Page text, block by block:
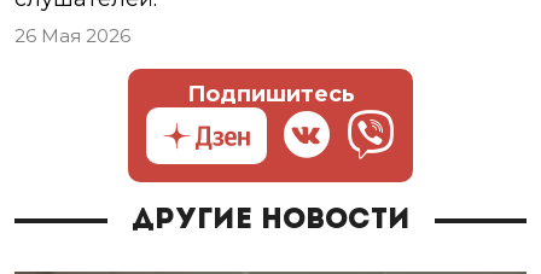
26 Мая 2026
Подпишитесь
Другие новости